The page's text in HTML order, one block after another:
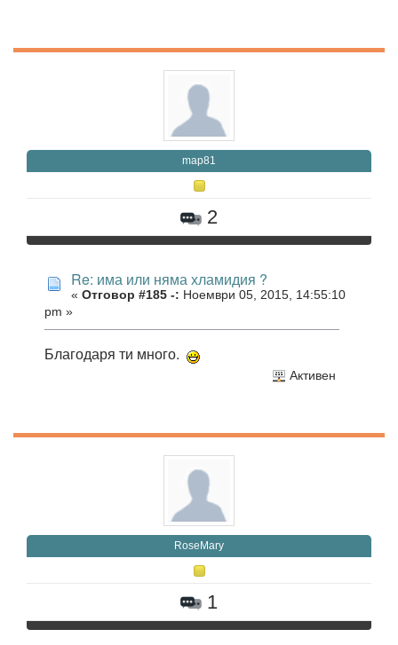
map81
2
Re: има или няма хламидия ?
« Отговор #185 -: Ноември 05, 2015, 14:55:10
pm »
Благодаря ти много.
Активен
RoseMary
1